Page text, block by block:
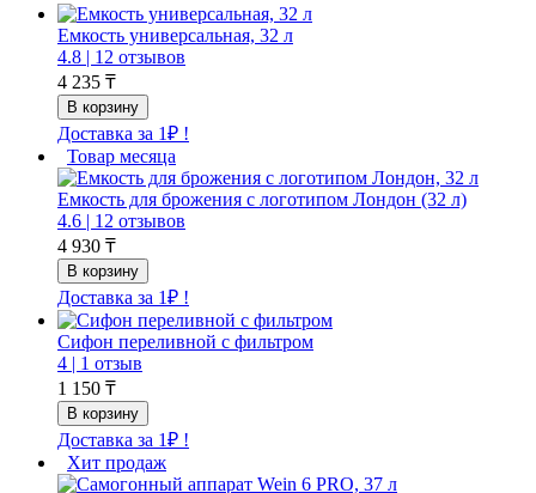
Емкость универсальная, 32 л
4.8 | 12 отзывов
4 235 ₸
Доставка за 1₽ !
Товар месяца
Емкость для брожения с логотипом Лондон (32 л)
4.6 | 12 отзывов
4 930 ₸
Доставка за 1₽ !
Сифон переливной с фильтром
4 | 1 отзыв
1 150 ₸
Доставка за 1₽ !
Хит продаж